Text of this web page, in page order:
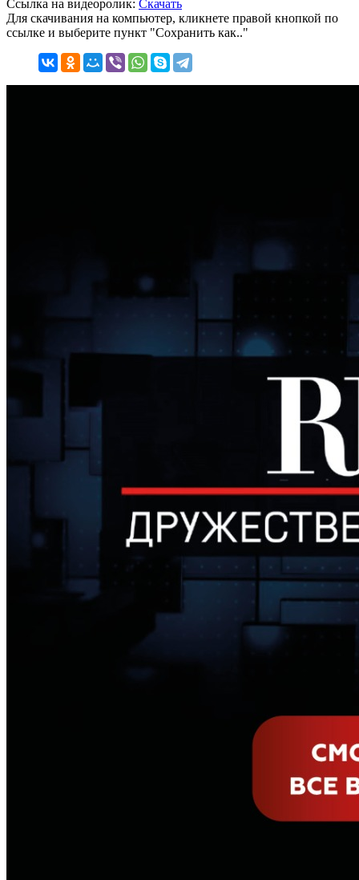
Ссылка на видеоролик: Скачать
Для скачивания на компьютер, кликнете правой кнопкой по
ссылке и выберите пункт "Сохранить как.."